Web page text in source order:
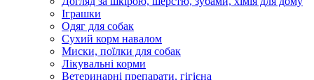
Іграшки
Одяг для собак
Сухий корм навалом
Миски, поїлки для собак
Лікувальні корми
Ветеринарні препарати, гігієна